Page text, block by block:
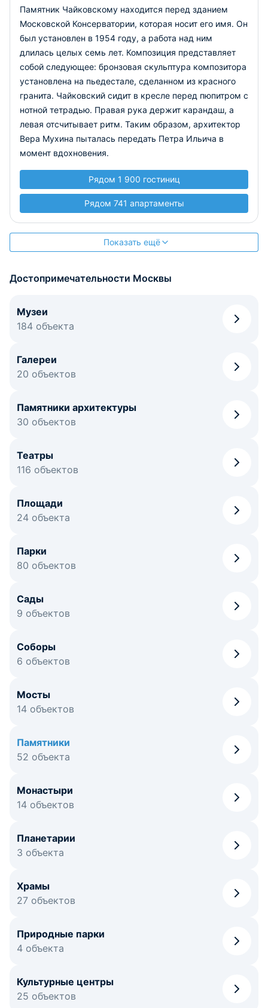
Памятник Чайковскому находится перед зданием
Московской Консерватории, которая носит его имя. Он
был установлен в 1954 году, а работа над ним
длилась целых семь лет. Композиция представляет
собой следующее: бронзовая скульптура композитора
установлена на пьедестале, сделанном из красного
гранита. Чайковский сидит в кресле перед пюпитром с
нотной тетрадью. Правая рука держит карандаш, а
левая отсчитывает ритм. Таким образом, архитектор
Вера Мухина пыталась передать Петра Ильича в
момент вдохновения.
Рядом 1 900 гостиниц
Рядом 741 апартаменты
Показать ещё
Достопримечательности Москвы
Музеи
184 объекта
Галереи
20 объектов
Памятники архитектуры
30 объектов
Театры
116 объектов
Площади
24 объекта
Парки
80 объектов
Сады
9 объектов
Соборы
6 объектов
Мосты
14 объектов
Памятники
52 объекта
Монастыри
14 объектов
Планетарии
3 объекта
Храмы
27 объектов
Природные парки
4 объекта
Культурные центры
25 объектов